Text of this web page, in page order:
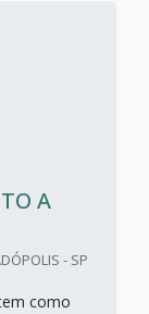
A
- SP
como